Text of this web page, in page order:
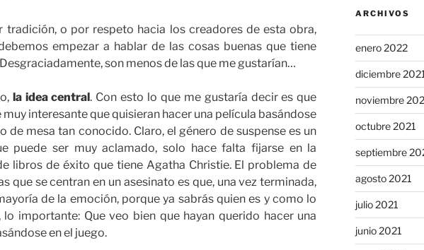
tradición, o por respeto hacia los creadores de esta obra,
empezar a hablar de las cosas buenas que tiene
son menos de las que me gustarían…
la idea central. Con esto lo que me gustaría decir es que
muy interesante que quisieran hacer una película basándose
de mesa tan conocido. Claro, el género de suspense es un
puede ser muy aclamado, solo hace falta fijarse en la
libros de éxito que tiene Agatha Christie. El problema de
que se centran en un asesinato es que, una vez terminada,
de la emoción, porque ya sabrás quien es y como lo
lo importante: Que veo bien que hayan querido hacer una
en el juego.
ARCHIVOS
enero 2022
diciembre 2021
noviembre
octubre 2021
septiembre
agosto 2021
julio 2021
junio 2021